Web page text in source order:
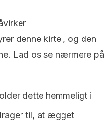
denne kirtel, og den
Lad os se nærmere på
dette hemmeligt i
til, at ægget